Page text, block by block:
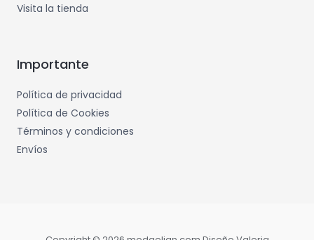
Visita la tienda
Importante
Política de privacidad
Política de Cookies
Términos y condiciones
Envíos